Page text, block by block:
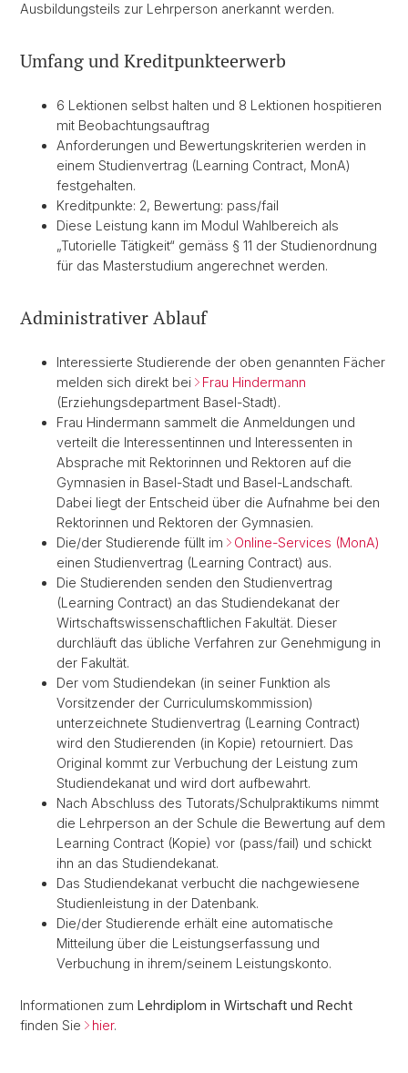
Ausbildungsteils zur Lehrperson anerkannt werden.
Umfang und Kreditpunkteerwerb
6 Lektionen selbst halten und 8 Lektionen hospitieren
mit Beobachtungsauftrag
Anforderungen und Bewertungskriterien werden in
einem Studienvertrag (Learning Contract, MonA)
festgehalten.
Kreditpunkte: 2, Bewertung: pass/fail
Diese Leistung kann im Modul Wahlbereich als
„Tutorielle Tätigkeit“ gemäss § 11 der Studienordnung
für das Masterstudium angerechnet werden.
Administrativer Ablauf
Interessierte Studierende der oben genannten Fächer
melden sich direkt bei
Frau Hindermann
(Erziehungsdepartment Basel-Stadt).
Frau Hindermann sammelt die Anmeldungen und
verteilt die Interessentinnen und Interessenten in
Absprache mit Rektorinnen und Rektoren auf die
Gymnasien in Basel-Stadt und Basel-Landschaft.
Dabei liegt der Entscheid über die Aufnahme bei den
Rektorinnen und Rektoren der Gymnasien.
Die/der Studierende füllt im
Online-Services (MonA)
einen Studienvertrag (Learning Contract) aus.
Die Studierenden senden den Studienvertrag
(Learning Contract) an das Studiendekanat der
Wirtschaftswissenschaftlichen Fakultät. Dieser
durchläuft das übliche Verfahren zur Genehmigung in
der Fakultät.
Der vom Studiendekan (in seiner Funktion als
Vorsitzender der Curriculumskommission)
unterzeichnete Studienvertrag (Learning Contract)
wird den Studierenden (in Kopie) retourniert. Das
Original kommt zur Verbuchung der Leistung zum
Studiendekanat und wird dort aufbewahrt.
Nach Abschluss des Tutorats/Schulpraktikums nimmt
die Lehrperson an der Schule die Bewertung auf dem
Learning Contract (Kopie) vor (pass/fail) und schickt
ihn an das Studiendekanat.
Das Studiendekanat verbucht die nachgewiesene
Studienleistung in der Datenbank.
Die/der Studierende erhält eine automatische
Mitteilung über die Leistungserfassung und
Verbuchung in ihrem/seinem Leistungskonto.
Informationen zum Lehrdiplom in Wirtschaft und Recht
finden Sie
hier.